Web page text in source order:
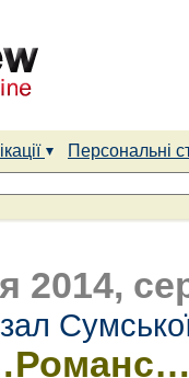
Персональні
2014,